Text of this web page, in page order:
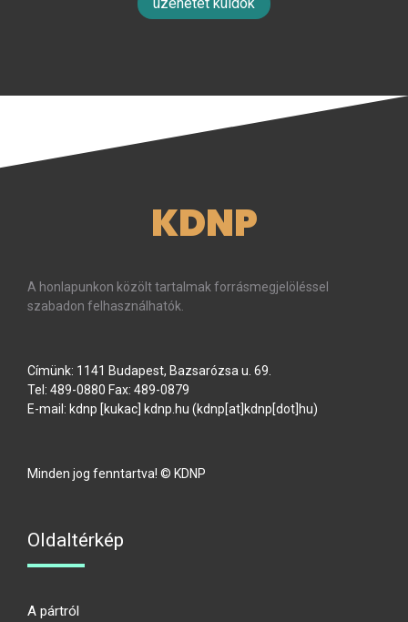
üzenetet küldök
KDNP
A honlapunkon közölt tartalmak forrásmegjelöléssel
szabadon felhasználhatók.
Címünk: 1141 Budapest, Bazsarózsa u. 69.
Tel: 489-0880 Fax: 489-0879
E-mail: kdnp [kukac] kdnp.hu (kdnp[at]kdnp[dot]hu)
Minden jog fenntartva! © KDNP
Oldaltérkép
A pártról